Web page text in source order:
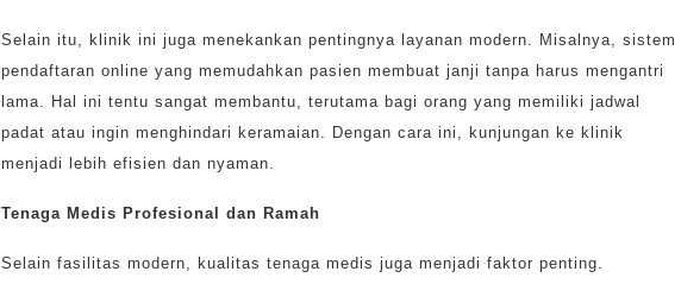
Selain itu, klinik ini juga menekankan pentingnya layanan modern. Misalnya, sistem
pendaftaran online yang memudahkan pasien membuat janji tanpa harus mengantri
lama. Hal ini tentu sangat membantu, terutama bagi orang yang memiliki jadwal
padat atau ingin menghindari keramaian. Dengan cara ini, kunjungan ke klinik
menjadi lebih efisien dan nyaman.
Tenaga Medis Profesional dan Ramah
Selain fasilitas modern, kualitas tenaga medis juga menjadi faktor penting.